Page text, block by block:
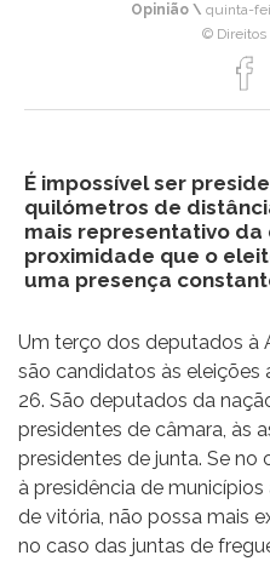
Opinião \ quinta-
© Direitos
É impossível ser
quilómetros de
mais representativo
proximidade que o
uma presença
Um terço dos deputados à
são candidatos às eleições
26. São deputados da
presidentes de câmara, às
presidentes de junta. Se
à presidência de
de vitória, não possa mais
no caso das juntas de